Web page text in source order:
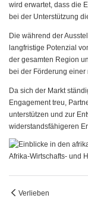
wird erwartet, dass die
bei der Unterstützung
Die während der
langfristige Potenzial
der gesamten Region
bei der Förderung
Da sich der Markt
Engagement treu,
unterstützen und zur
widerstandsfähigeren
Verlieben